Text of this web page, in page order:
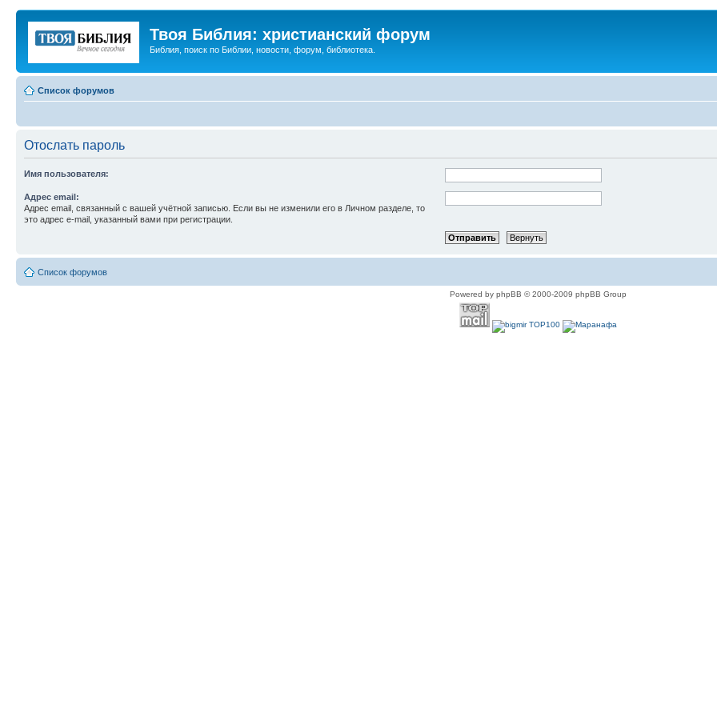
Твоя Библия: христианский форум
Библия, поиск по Библии, новости, форум, библиотека.
Список форумов
Отослать пароль
Имя пользователя:
Адрес email:
Адрес email, связанный с вашей учётной записью. Если вы не изменили его в Личном разделе, то
это адрес e-mail, указанный вами при регистрации.
Список форумов
Powered by phpBB © 2000-2009 phpBB Group